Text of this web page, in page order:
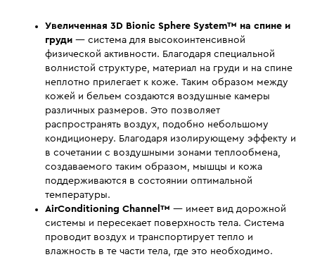
Увеличенная 3D Bionic Sphere System™ на спине и
груди — система для высокоинтенсивной
физической активности. Благодаря специальной
волнистой структуре, материал на груди и на спине
неплотно прилегает к коже. Таким образом между
кожей и бельем создаются воздушные камеры
различных размеров. Это позволяет
распространять воздух, подобно небольшому
кондиционеру. Благодаря изолирующему эффекту и
в сочетании с воздушными зонами теплообмена,
создаваемого таким образом, мышцы и кожа
поддерживаются в состоянии оптимальной
температуры.
AirConditioning Channel™ — имеет вид дорожной
системы и пересекает поверхность тела. Система
проводит воздух и транспортирует тепло и
влажность в те части тела, где это необходимо.